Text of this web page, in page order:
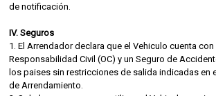
de notificación.
IV. Seguros
1. El Arrendador declara que el Vehiculo cuenta
Responsabilidad Civil (OC) y un Seguro de
los paises sin restricciones de salida indicadas en
de Arrendamiento.